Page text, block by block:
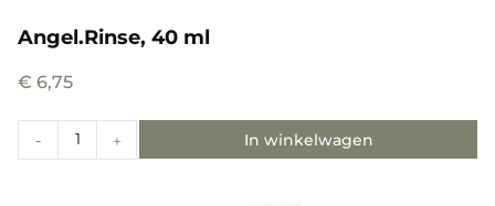
Angel.Rinse, 40 ml
€ 6,75
- + In winkelwagen